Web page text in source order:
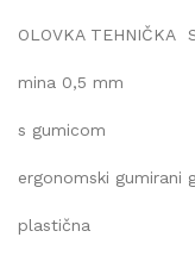
OLOVKA TEHNIČKA
mina 0,5 mm
s gumicom
ergonomski gumirani
plastična